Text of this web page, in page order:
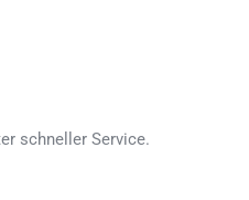
schneller Service.